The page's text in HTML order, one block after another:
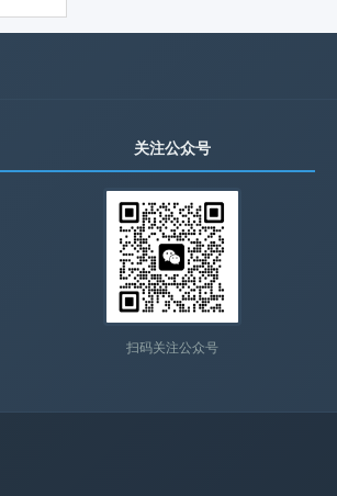
关注公众号
扫码关注公众号